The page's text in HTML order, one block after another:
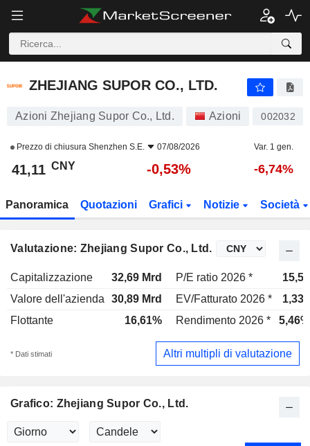
ZHEJIANG SUPOR CO., LTD.
ZHEJIANG SUPOR CO., LTD.
Azioni Zhejiang Supor Co., Ltd. Azioni 002032
Prezzo di chiusura Shenzhen S.E. 07/08/2026 Var. 1 gen.
41,11 CNY -0,53% -6,74%
Panoramica Quotazioni Grafici Notizie Società
Valutazione: Zhejiang Supor Co., Ltd.
Capitalizzazione 32,69 Mrd P/E ratio 2026 *
15,5x
Valore dell'azienda
30,89 Mrd EV/Fatturato 2026 *
1,33x
Flottante
16,61% Rendimento 2026 * 5,46%
* Dati stimati Altri multipli di valutazione
Grafico: Zhejiang Supor Co., Ltd.